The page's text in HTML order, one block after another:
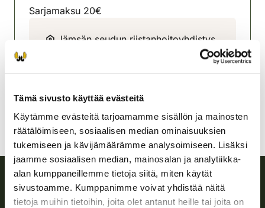
Tämä sivusto käyttää evästeitä
Käytämme evästeitä tarjoamamme sisällön ja mainosten
räätälöimiseen, sosiaalisen median ominaisuuksien
tukemiseen ja kävijämäärämme analysoimiseen. Lisäksi
jaamme sosiaalisen median, mainosalan ja analytiikka-
alan kumppaneillemme tietoja siitä, miten käytät
sivustoamme. Kumppanimme voivat yhdistää näitä
tietoja muihin tietoihin, joita olet antanut heille tai joita on
Sarjamaksu 20€
Jämsän seudun riistanhoitoyhdistys
Suomen riistakeskus